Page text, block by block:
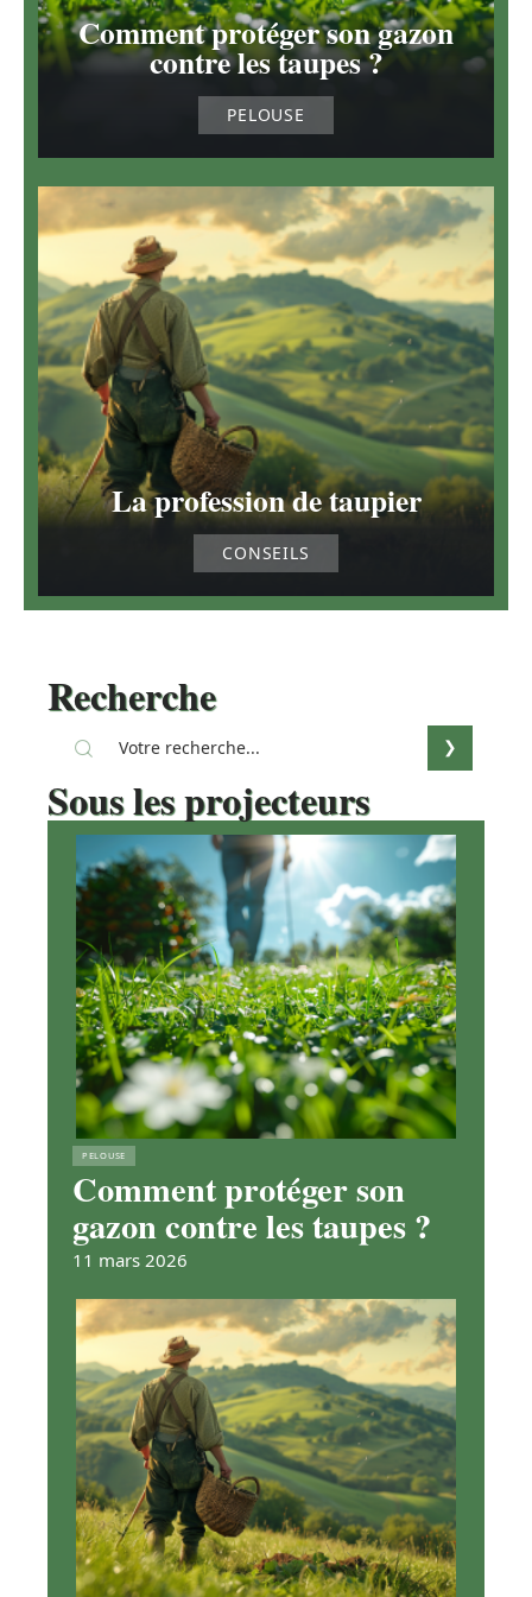
Comment protéger son gazon
contre les taupes ?
PELOUSE
La profession de taupier
CONSEILS
Recherche
Sous les projecteurs
PELOUSE
Comment protéger son
gazon contre les taupes ?
11 mars 2026